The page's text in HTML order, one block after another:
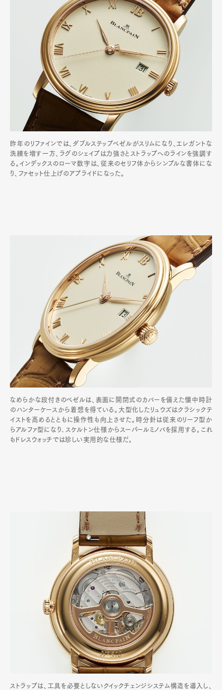
昨年のリファインでは、ダブルステップベゼルがスリムになり、エレガントな
洗練を増す一方、ラグのシェイプは力強さとストラップへのラインを強調す
る。インデックスのローマ数字は、従来のセリフ体からシンプルな書体にな
り、ファセット仕上げのアプライドになった。
なめらかな段付きのベゼルは、表面に開閉式のカバーを備えた懐中時計
のハンターケースから着想を得ている。大型化したリュウズはクラシックテ
イストを高めるとともに操作性も向上させた。時分針は従来のリーフ型か
らアルファ型になり､スケルトン仕様からスーパールミノバを採用する｡これ
もドレスウォッチでは珍しい実用的な仕様だ｡
ストラップは、工具を必要としないクイックチェンジシステム構造を導入し、